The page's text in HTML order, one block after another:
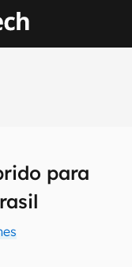
para
em primeira